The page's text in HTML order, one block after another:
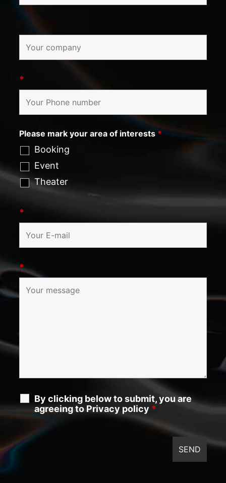
*
Please mark your area of interests *
Booking
Event
Theater
*
*
By clicking below to submit, you are
agreeing to Privacy policy *